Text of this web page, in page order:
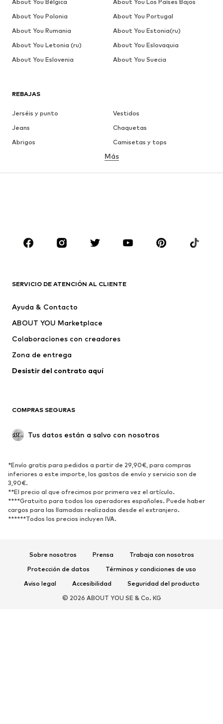
REBAJAS
Jerséis y punto
Vestidos
Jeans
Chaquetas
Abrigos
Camisetas y tops
Ropa interior
Faldas
Blusas y camisas
Zapatos
Deporte
Vestidos
Camisetas y tops
Chaquetas
Jerséis y punto
Ropa interior
Abrigos
Tallas grandes
Reciclado
ZAPATOS
Nuevo
Zapatillas de deporte
Botines
Zapatos de tacón y plataforma Botas
Zapatillas de casa
Exclusivo
Más
SERVICIO DE ATENCIÓN AL CLIENTE
Ayuda & Contacto
ABOUT YOU Marketplace
Colaboraciones con creadores
Zona de entrega
Desistir del contrato aquí
COMPRAS SEGURAS
Tus datos están a salvo con nosotros
*Envío gratis para pedidos a partir de 29,90€, para compras
inferiores a este importe, los gastos de envío y servicio son de
3,90€.
**El precio al que ofrecimos por primera vez el artículo.
****Gratuito para todos los operadores españoles. Puede haber
cargos para las llamadas realizadas desde el extranjero.
******Todos los precios incluyen IVA.
Sobre nosotros Prensa
Trabaja con nosotros
Protección de datos
Términos y condiciones de uso
Aviso legal
Accesibilidad
Seguridad del producto
© 2026 ABOUT YOU SE & Co. KG
About You Bélgica
About You Los Países Bajos
About You Polonia
About You Portugal
About You Rumania
About You Estonia(ru)
About You Letonia (ru)
About You Eslovaquia
About You Eslovenia
About You Suecia